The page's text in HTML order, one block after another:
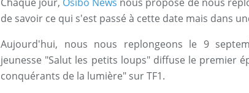
de savoir ce qui s'est passé à cette date mais dans
Aujourd'hui, nous nous replongeons le 9
jeunesse "Salut les petits loups" diffuse le premier
conquérants de la lumière" sur TF1.